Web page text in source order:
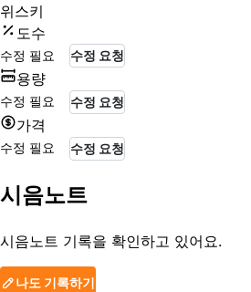
위스키
도수
수정 필요 수정 요청
용량
수정 필요 수정 요청
가격
수정 필요 수정 요청
시음노트
시음노트 기록을 확인하고 있어요.
나도 기록하기